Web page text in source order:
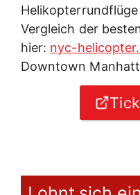
Vergleich der
hier: nyc-
Downtown